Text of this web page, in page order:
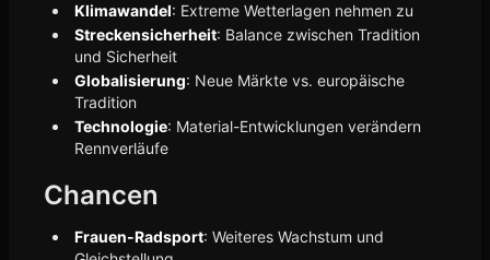
Klimawandel: Extreme Wetterlagen nehmen zu
Streckensicherheit: Balance zwischen Tradition
und Sicherheit
Globalisierung: Neue Märkte vs. europäische
Tradition
Technologie: Material-Entwicklungen verändern
Rennverläufe
Chancen
Frauen-Radsport: Weiteres Wachstum und